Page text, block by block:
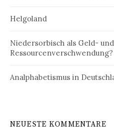
Helgoland
Niedersorbisch als Geld- und
Ressourcenverschwendung?
Analphabetismus in
NEUESTE KOMMENTARE